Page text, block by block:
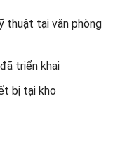
thuật tại văn phòng
triển khai
bị tại kho